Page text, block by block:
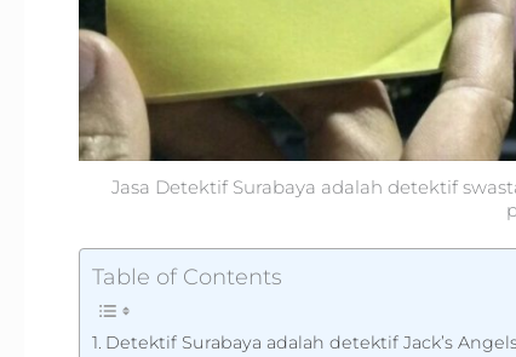
Jasa Detektif Surabaya adalah detektif
Table of Contents
Detektif Surabaya adalah detektif Jack’s